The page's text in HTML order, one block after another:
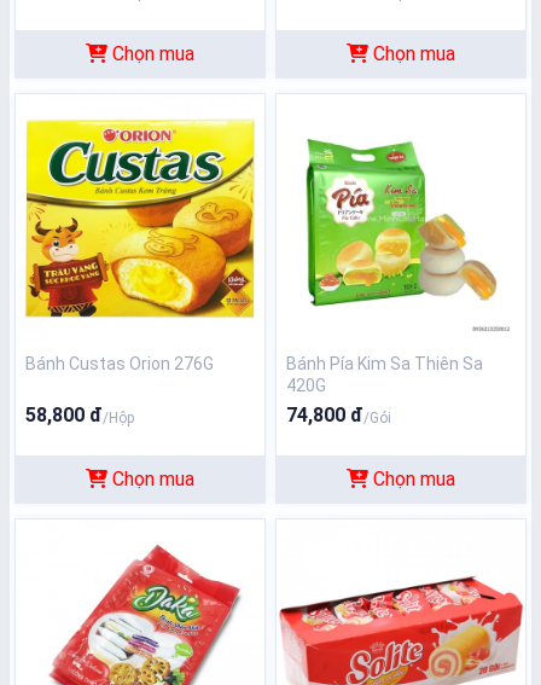
Chọn mua Chọn mua
Bánh Custas Orion 276G
58,800 đ/Hộp
Chọn mua
Bánh Pía Kim Sa Thiên Sa
420G
74,800 đ/Gói
Chọn mua